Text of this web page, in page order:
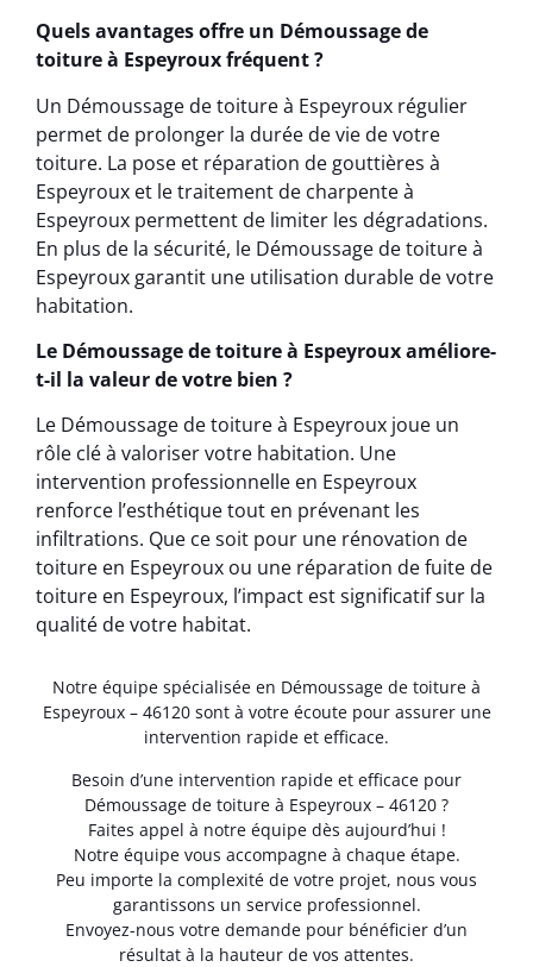
Quels avantages offre un Démoussage de
toiture à Espeyroux fréquent ?
Un Démoussage de toiture à Espeyroux régulier
permet de prolonger la durée de vie de votre
toiture. La pose et réparation de gouttières à
Espeyroux et le traitement de charpente à
Espeyroux permettent de limiter les dégradations.
En plus de la sécurité, le Démoussage de toiture à
Espeyroux garantit une utilisation durable de votre
habitation.
Le Démoussage de toiture à Espeyroux améliore-
t-il la valeur de votre bien ?
Le Démoussage de toiture à Espeyroux joue un
rôle clé à valoriser votre habitation. Une
intervention professionnelle en Espeyroux
renforce l’esthétique tout en prévenant les
infiltrations. Que ce soit pour une rénovation de
toiture en Espeyroux ou une réparation de fuite de
toiture en Espeyroux, l’impact est significatif sur la
qualité de votre habitat.
Notre équipe spécialisée en Démoussage de toiture à
Espeyroux – 46120 sont à votre écoute pour assurer une
intervention rapide et efficace.
Besoin d’une intervention rapide et efficace pour
Démoussage de toiture à Espeyroux – 46120 ?
Faites appel à notre équipe dès aujourd’hui !
Notre équipe vous accompagne à chaque étape.
Peu importe la complexité de votre projet, nous vous
garantissons un service professionnel.
Envoyez-nous votre demande pour bénéficier d’un
résultat à la hauteur de vos attentes.